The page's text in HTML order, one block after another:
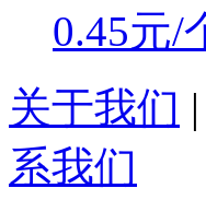
0.45元/
关于我们 |
系我们